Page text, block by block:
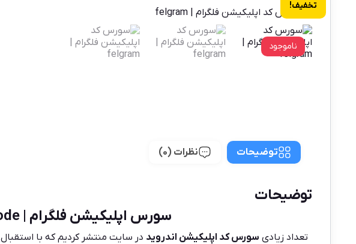
تخفیف!
ناموجود
توضیحات نظرات (0)
توضیحات
سورس اپلیکیشن فلگرام | felgram | felgram source code | source code
تعداد زیادی سورس کد اپلیکیشن اندروید در سایت منتشر کردیم که با استقبال